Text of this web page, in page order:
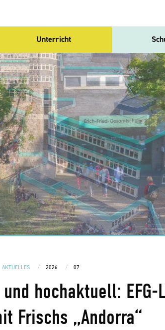
Unterricht
AKTUELLES 2026 07
hochaktuell:
Frischs „Andorra“